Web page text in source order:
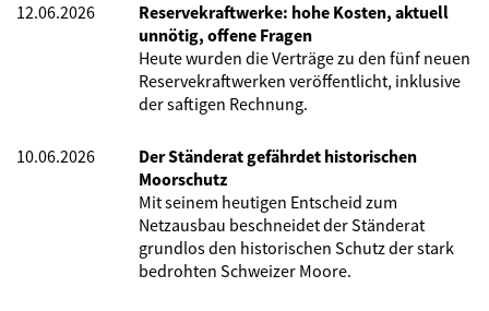
12.06.2026
Reservekraftwerke: hohe Kosten, aktuell
unnötig, offene Fragen
Heute wurden die Verträge zu den fünf neuen
Reservekraftwerken veröffentlicht, inklusive
der saftigen Rechnung.
10.06.2026
Der Ständerat gefährdet historischen
Moorschutz
Mit seinem heutigen Entscheid zum
Netzausbau beschneidet der Ständerat
grundlos den historischen Schutz der stark
bedrohten Schweizer Moore.